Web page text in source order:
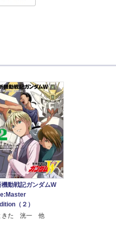
機動戦記ガンダムW
（２）
きた 洸一 他